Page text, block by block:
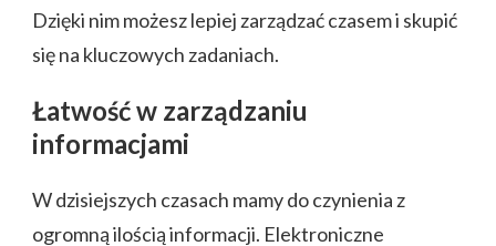
Dzięki nim możesz lepiej zarządzać czasem i skupić
się na kluczowych zadaniach.
Łatwość w zarządzaniu
informacjami
W dzisiejszych czasach mamy do czynienia z
ogromną ilością informacji. Elektroniczne